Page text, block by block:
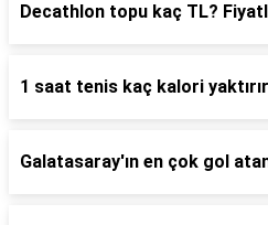
Decathlon topu kaç TL?
1 saat tenis kaç kalori
Galatasaray'ın en çok gol